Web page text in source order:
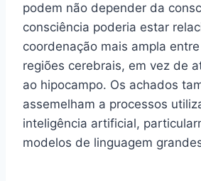
podem não depender da
consciência poderia estar
coordenação mais ampla
regiões cerebrais, em vez de
ao hipocampo. Os achados
assemelham a processos
inteligência artificial,
modelos de linguagem